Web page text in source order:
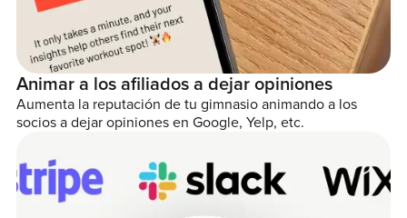
Animar a los afiliados a dejar opiniones
Aumenta la reputación de tu gimnasio animando a los
socios a dejar opiniones en Google, Yelp, etc.